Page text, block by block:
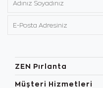
ZEN Pırlanta
Müşteri Hizmetleri